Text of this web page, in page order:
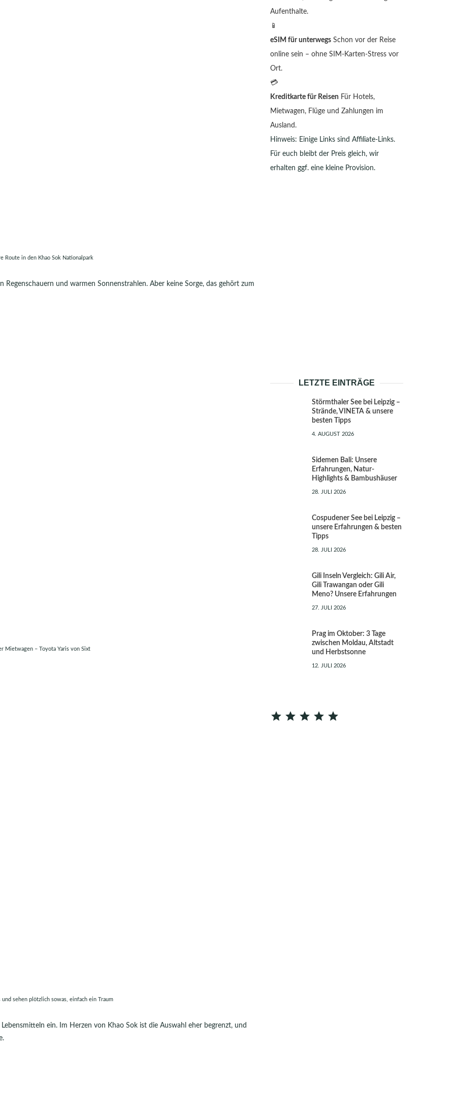
Route in den Khao Sok Nationalpark
und warmen Sonnenstrahlen. Aber keine Sorge, das gehört zum
Mietwagen – Toyota Yaris von Sixt
sehen plötzlich sowas, einfach ein Traum
ein. Im Herzen von Khao Sok ist die Auswahl eher begrenzt, und
Aufenthalte.
📱
eSIM für unterwegs Schon vor der Reise
online sein – ohne SIM-Karten-Stress vor
Ort.
💳
Kreditkarte für Reisen Für Hotels,
Mietwagen, Flüge und Zahlungen im
Ausland.
Hinweis: Einige Links sind Affiliate-Links.
Für euch bleibt der Preis gleich, wir
erhalten ggf. eine kleine Provision.
LETZTE EINTRÄGE
Störmthaler See bei Leipzig –
Strände, VINETA & unsere
besten Tipps
4. AUGUST 2026
Sidemen Bali: Unsere
Erfahrungen, Natur-
Highlights & Bambushäuser
28. JULI 2026
Cospudener See bei Leipzig –
unsere Erfahrungen & besten
Tipps
28. JULI 2026
Gili Inseln Vergleich: Gili Air,
Gili Trawangan oder Gili
Meno? Unsere Erfahrungen
27. JULI 2026
Prag im Oktober: 3 Tage
zwischen Moldau, Altstadt
und Herbstsonne
12. JULI 2026